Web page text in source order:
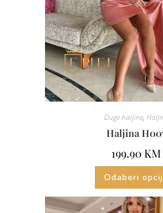
Duge haljine,
Haljina
199.90 KM
Odaberi